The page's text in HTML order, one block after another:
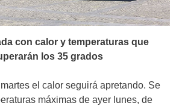
con calor y temperaturas que
los 35 grados
el calor seguirá apretando. Se
máximas de ayer lunes, de